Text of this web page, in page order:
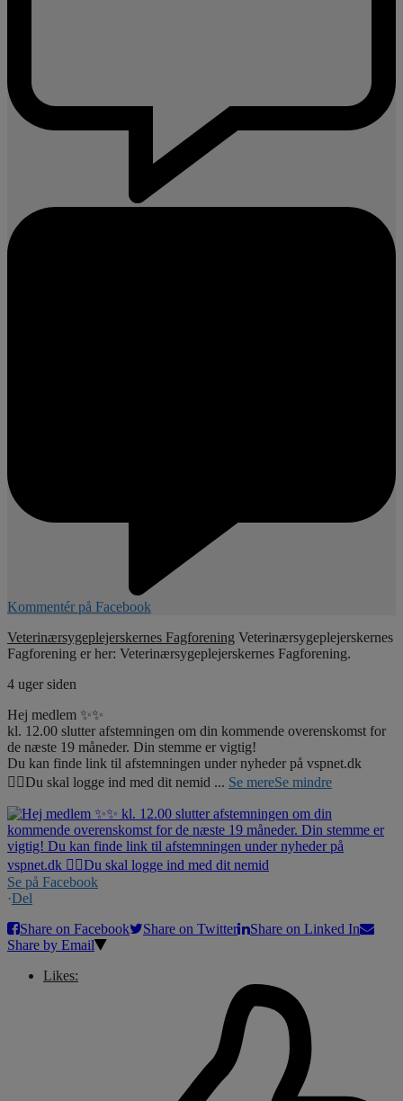
Kommentér på Facebook
Veterinærsygeplejerskernes Fagforening Veterinærsygeplejerskernes
Fagforening er her: Veterinærsygeplejerskernes Fagforening.
4 uger siden
Hej medlem ✨✨
kl. 12.00 slutter afstemningen om din kommende overenskomst for
de næste 19 måneder. Din stemme er vigtig!
Du kan finde link til afstemningen under nyheder på vspnet.dk
☝🏼Du skal logge ind med dit nemid ... Se mereSe mindre
Se på Facebook
·Del
Share on Facebook
Share on Twitter
Share on Linked In
Share by Email
Likes: